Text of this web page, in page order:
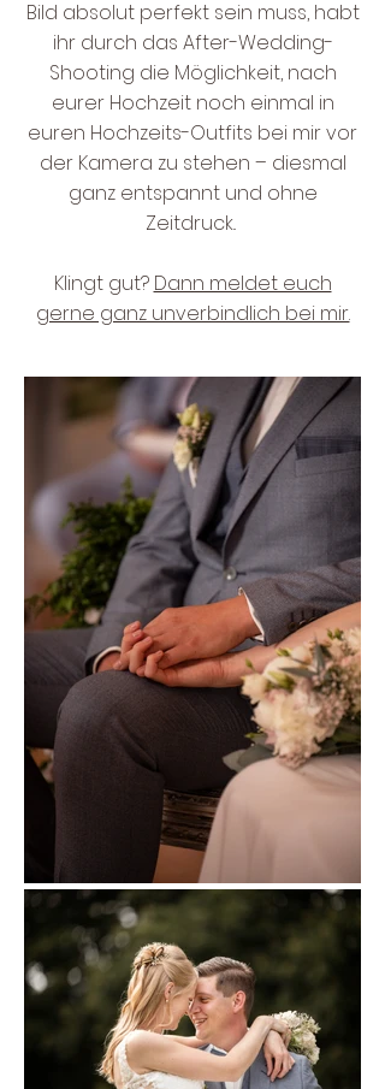
Bild absolut perfekt sein muss, habt
ihr durch das After-Wedding-
Shooting die Möglichkeit, nach
eurer Hochzeit noch einmal in
euren Hochzeits-Outfits bei mir vor
der Kamera zu stehen – diesmal
ganz entspannt und ohne
Zeitdruck..
Klingt gut? Dann meldet euch
gerne ganz unverbindlich bei mir.